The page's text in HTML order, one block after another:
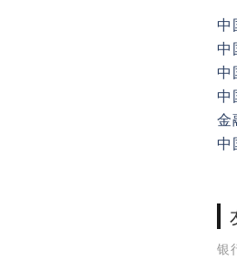
中
中
中
中
金
中
银